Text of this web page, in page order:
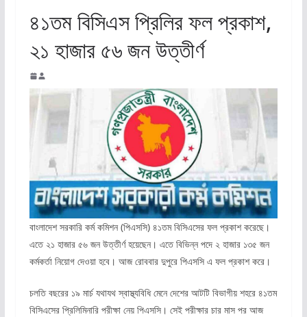
৪১তম বিসিএস প্রিলির ফল প্রকাশ,
২১ হাজার ৫৬ জন উত্তীর্ণ
বাংলাদেশ সরকারি কর্ম কমিশন (পিএসসি) ৪১তম বিসিএসের ফল প্রকাশ করেছে।
এতে ২১ হাজার ৫৬ জন উত্তীর্ণ হয়েছেন। এতে বিভিন্ন পদে ২ হাজার ১৩৫ জন
কর্মকর্তা নিয়োগ দেওয়া হবে। আজ রোববার দুপুরে পিএসসি এ ফল প্রকাশ করে।
চলতি বছরের ১৯ মার্চ যথাযথ স্বাস্থ্যবিধি মেনে দেশের আটটি বিভাগীয় শহরে ৪১তম
বিসিএসের প্রিলিমিনারি পরীক্ষা নেয় পিএসসি। সেই পরীক্ষার চার মাস পর আজ